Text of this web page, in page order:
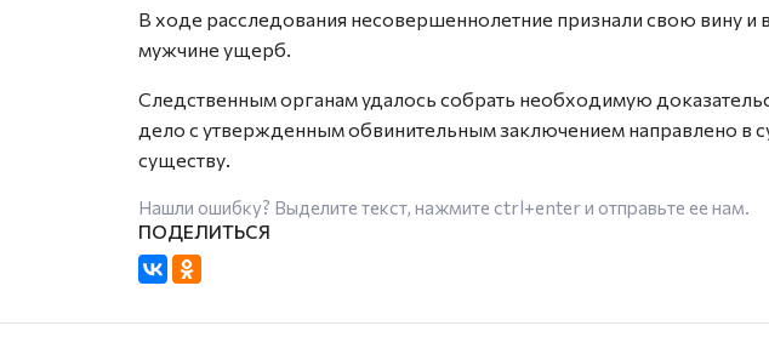
В ходе расследования несовершеннолетние признали свою вину и
мужчине ущерб.
Следственным органам удалось собрать необходимую
дело с утвержденным обвинительным заключением направлено в
существу.
Нашли ошибку? Выделите текст, нажмите ctrl+enterи отправьте ее нам.